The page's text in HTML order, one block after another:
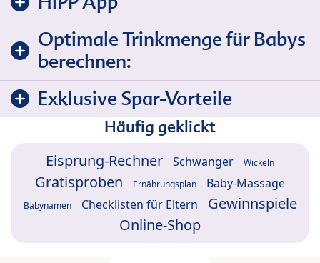
Optimale Trinkmenge für Babys
berechnen:
Exklusive Spar-Vorteile
Häufig geklickt
Eisprung-Rechner Schwanger Wickeln
Gratisproben Ernährungsplan Baby-Massage
Babynamen Checklisten für Eltern
Gewinnspiele
Online-Shop